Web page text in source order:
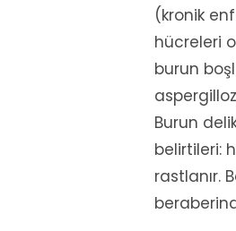
(kronik
hücreleri
burun
Burun
belirtileri:
rastlanır.